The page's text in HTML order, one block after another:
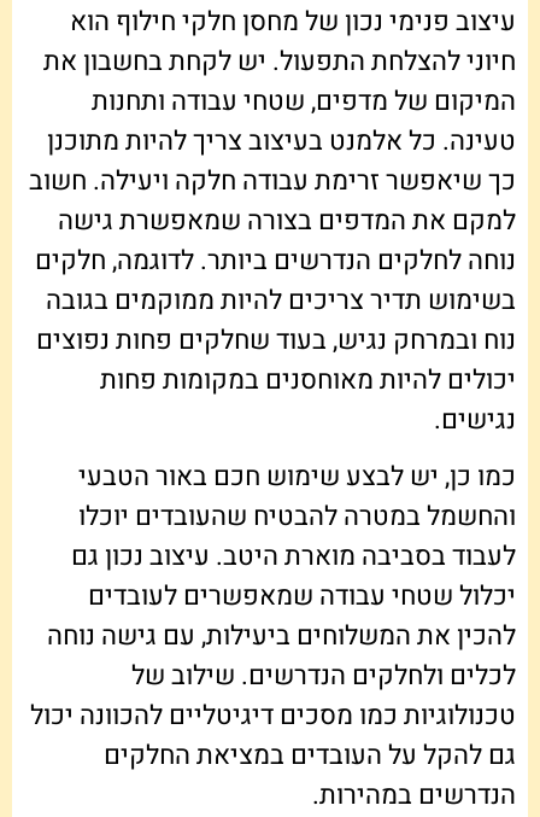
עיצוב פנימי נכון של מחסן חלקי חילוף הוא
חיוני להצלחת התפעול. יש לקחת בחשבון את
המיקום של מדפים, שטחי עבודה ותחנות
טעינה. כל אלמנט בעיצוב צריך להיות מתוכנן
כך שיאפשר זרימת עבודה חלקה ויעילה. חשוב
למקם את המדפים בצורה שמאפשרת גישה
נוחה לחלקים הנדרשים ביותר. לדוגמה, חלקים
בשימוש תדיר צריכים להיות ממוקמים בגובה
נוח ובמרחק נגיש, בעוד שחלקים פחות נפוצים
יכולים להיות מאוחסנים במקומות פחות
נגישים.
כמו כן, יש לבצע שימוש חכם באור הטבעי
והחשמל במטרה להבטיח שהעובדים יוכלו
לעבוד בסביבה מוארת היטב. עיצוב נכון גם
יכלול שטחי עבודה שמאפשרים לעובדים
להכין את המשלוחים ביעילות, עם גישה נוחה
לכלים ולחלקים הנדרשים. שילוב של
טכנולוגיות כמו מסכים דיגיטליים להכוונה יכול
גם להקל על העובדים במציאת החלקים
הנדרשים במהירות.